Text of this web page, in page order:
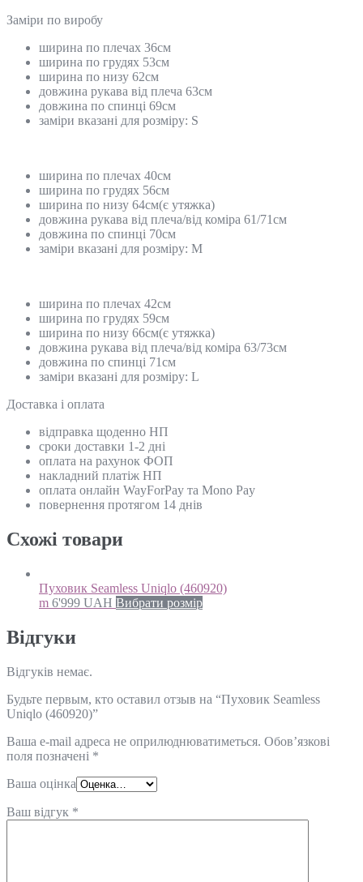
Замiри по виробу
ширина по плечах 36см
ширина по грудях 53см
ширина по низу 62см
довжина рукава від плеча 63см
довжина по спинці 69см
заміри вказані для розміру: S
ширина по плечах 40см
ширина по грудях 56см
ширина по низу 64см(є утяжка)
довжина рукава від плеча/від коміра 61/71см
довжина по спинці 70см
заміри вказані для розміру: М
ширина по плечах 42см
ширина по грудях 59см
ширина по низу 66см(є утяжка)
довжина рукава від плеча/від коміра 63/73см
довжина по спинці 71см
заміри вказані для розміру: L
Доставка і оплата
відправка щоденно НП
сроки доставки 1-2 дні
оплата на рахунок ФОП
накладний платіж НП
оплата онлайн WayForPay та Mono Pay
повернення протягом 14 днів
Схожi товари
Пуховик Seamless Uniqlo (460920)
m 6'999 UAH Вибрати розмір
Відгуки
Відгуків немає.
Будьте первым, кто оставил отзыв на “Пуховик Seamless
Uniqlo (460920)”
Ваша e-mail адреса не оприлюднюватиметься. Обов’язкові
поля позначені *
Ваша оцінка
Ваш відгук *